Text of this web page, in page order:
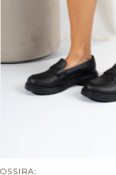
OSSIRA: